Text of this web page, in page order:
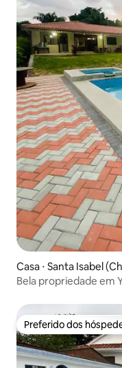
Casa ⋅ Santa Isabel
Bela propriedade em
Preferido dos
Preferido dos